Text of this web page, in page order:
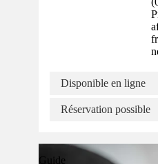
Disponible en ligne
Réservation possible
Guide